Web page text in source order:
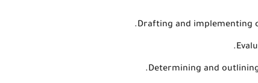
Drafting and implementing
Determining and